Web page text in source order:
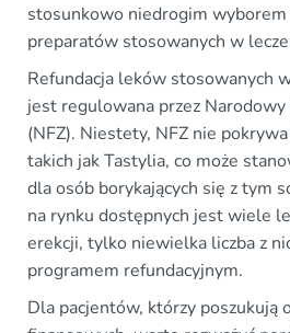
stosunkowo niedrogim
preparatów stosowanych w
Refundacja leków stosowanych
jest regulowana przez
(NFZ). Niestety, NFZ nie
takich jak Tastylia, co może
dla osób borykających się z tym
na rynku dostępnych jest wiele
erekcji, tylko niewielka liczba z
programem refundacyjnym.
Dla pacjentów, którzy poszukują